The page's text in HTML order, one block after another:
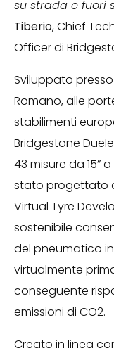
su strada e fuori
Tiberio, Chief
Officer di
Sviluppato
Romano, alle
stabilimenti
Bridgestone
43 misure da 15”
stato progettato
Virtual Tyre
sostenibile
del pneumatico
virtualmente
conseguente
emissioni di CO2.
Creato in linea